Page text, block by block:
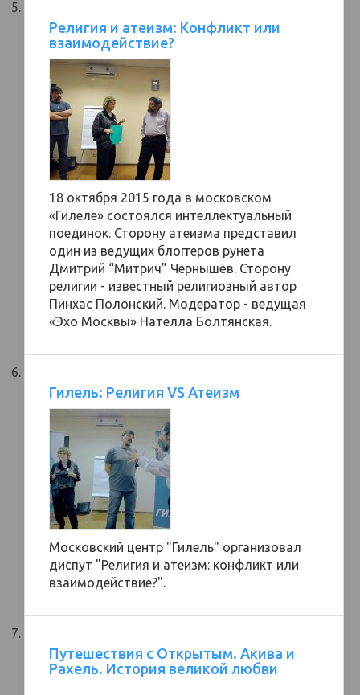
Религия и атеизм: Конфликт или
взаимодействие?
18 октября 2015 года в московском
«Гилеле» состоялся интеллектуальный
поединок. Сторону атеизма представил
один из ведущих блоггеров рунета
Дмитрий “Митрич” Чернышёв. Сторону
религии - известный религиозный автор
Пинхас Полонский. Модератор - ведущая
«Эхо Москвы» Нателла Болтянская.
Гилель: Религия VS Атеизм
Московский центр "Гилель" организовал
диспут "Религия и атеизм: конфликт или
взаимодействие?".
Путешествия с Oткрытым. Акива и
Рахель. История великой любви